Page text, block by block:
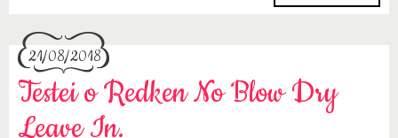
21/08/2018
Testei o Redken No Blow Dry
Leave In.